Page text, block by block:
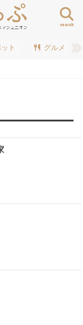
search
ト グルメ